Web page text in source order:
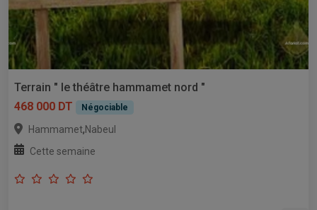
Terrain " le théâtre hammamet nord "
468 000 DT
Négociable
Hammamet,Nabeul
Cette semaine